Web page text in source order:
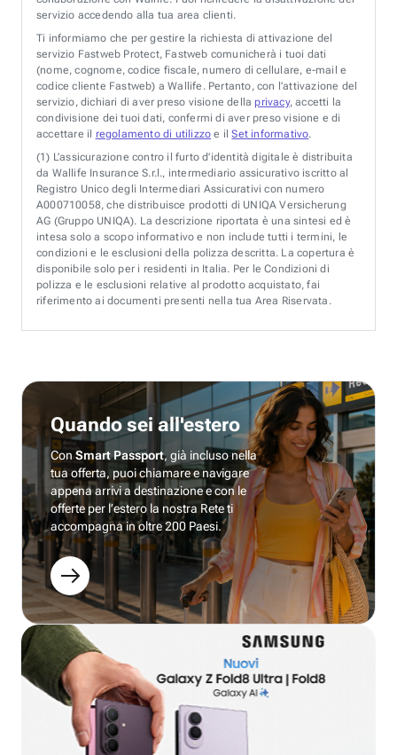
servizio accedendo alla tua area clienti.
Ti informiamo che per gestire la richiesta di attivazione del
servizio Fastweb Protect, Fastweb comunicherà i tuoi dati
(nome, cognome, codice fiscale, numero di cellulare, e-mail e
codice cliente Fastweb) a Wallife. Pertanto, con l’attivazione del
servizio, dichiari di aver preso visione della privacy, accetti la
condivisione dei tuoi dati, confermi di aver preso visione e di
accettare il regolamento di utilizzo e ilSet informativo.
(1) L’assicurazione contro il furto d’identità digitale è distribuita
da Wallife Insurance S.r.l., intermediario assicurativo iscritto al
Registro Unico degli Intermediari Assicurativi con numero
A000710058, che distribuisce prodotti di UNIQA Versicherung
AG (Gruppo UNIQA). La descrizione riportata è una sintesi ed è
intesa solo a scopo informativo e non include tutti i termini, le
condizioni e le esclusioni della polizza descritta. La copertura è
disponibile solo per i residenti in Italia. Per le Condizioni di
polizza e le esclusioni relative al prodotto acquistato, fai
riferimento ai documenti presenti nella tua Area Riservata.
Quando sei all'estero
ConSmart Passport, già incluso nella
tua offerta, puoi chiamare e navigare
appena arrivi a destinazione e con le
offerte per l’estero la nostra Rete ti
accompagna in oltre 200 Paesi.